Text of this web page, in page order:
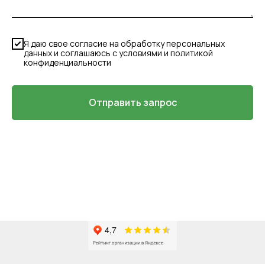
Я даю свое согласие на обработку персональных
данных и соглашаюсь с условиями и политикой
конфиденциальности
Отправить запрос